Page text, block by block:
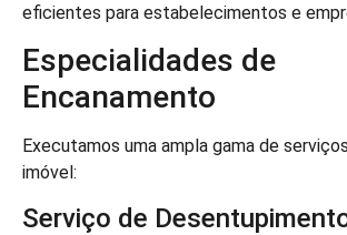
eficientes para estabelecimentos e
Especialidades de
Encanamento
Executamos uma ampla gama de
imóvel:
Serviço de